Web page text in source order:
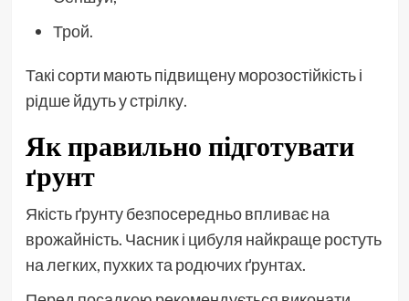
Трой.
Такі сорти мають підвищену морозостійкість і
рідше йдуть у стрілку.
Як правильно підготувати
ґрунт
Якість ґрунту безпосередньо впливає на
врожайність. Часник і цибуля найкраще ростуть
на легких, пухких та родючих ґрунтах.